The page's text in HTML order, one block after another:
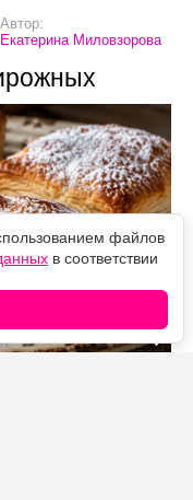
Автор:
Екатерина Миловзорова
файлов
в соответствии